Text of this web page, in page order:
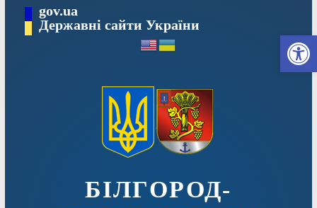
вмісту
gov.ua
Державні сайти України
БІЛГОРОД-